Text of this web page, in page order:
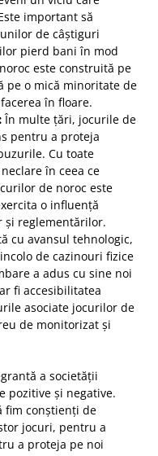
important să
de câștiguri
pierd bani în mod
este construită pe
pe o mică minoritate de
în floare.
În multe țări, jocurile de
pentru a proteja
Cu toate
în ceea ce
de noroc este
o influență
și reglementărilor.
cu avansul tehnologic,
de cazinouri fizice
a adus cu sine noi
fi accesibilitatea
asociate jocurilor de
de monitorizat și
a societății
pozitive și negative.
fim conștienți de
jocuri, pentru a
a proteja pe noi